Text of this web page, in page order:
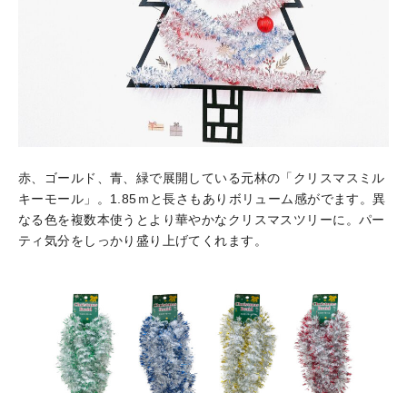
赤、ゴールド、青、緑で展開している元林の「クリスマスミル
キーモール」。1.85ｍと長さもありボリューム感がでます。異
なる色を複数本使うとより華やかなクリスマスツリーに。パー
ティ気分をしっかり盛り上げてくれます。